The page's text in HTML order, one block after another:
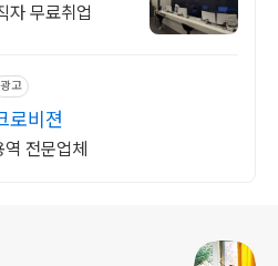
자 무료취업
광고
로비젼
전문업체